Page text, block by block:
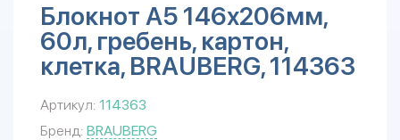
Блокнот А5 146х206мм,
60л, гребень, картон,
клетка, BRAUBERG, 114363
Артикул: 114363
Бренд: BRAUBERG